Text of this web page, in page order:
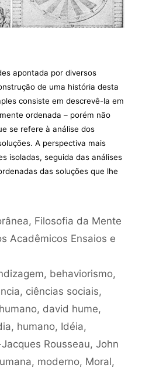
apontada por diversos
de uma história desta
consiste em descrevê-la em
ordenada – porém não
se refere à análise dos
A perspectiva mais
isoladas, seguida das análises
das soluções que lhe
, Filosofia da Mente
Acadêmicos Ensaios e
, behaviorismo,
, ciências sociais,
, david hume,
, humano, Idéia,
Rousseau, John
, moderno, Moral,